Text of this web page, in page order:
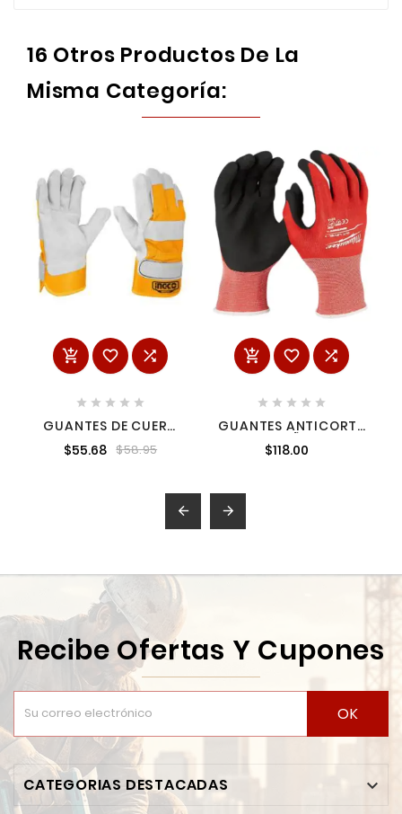
16 Otros Productos De La
Misma Categoría:
  
    
GUANTES DE CUERO
INGCO HGVC01
$55.68 $58.95
  
    
GUANTES ANTICORTE
NIVEL 1 BAÑADOS EN
NITRILO L
$118.00
 
Recibe Ofertas Y Cupones
OK
CATEGORIAS DESTACADAS 